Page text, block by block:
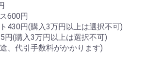
600円
430円(購入3万円以上は選択不可)
円(購入3万円以上は選択不可)
、代引手数料がかかります)